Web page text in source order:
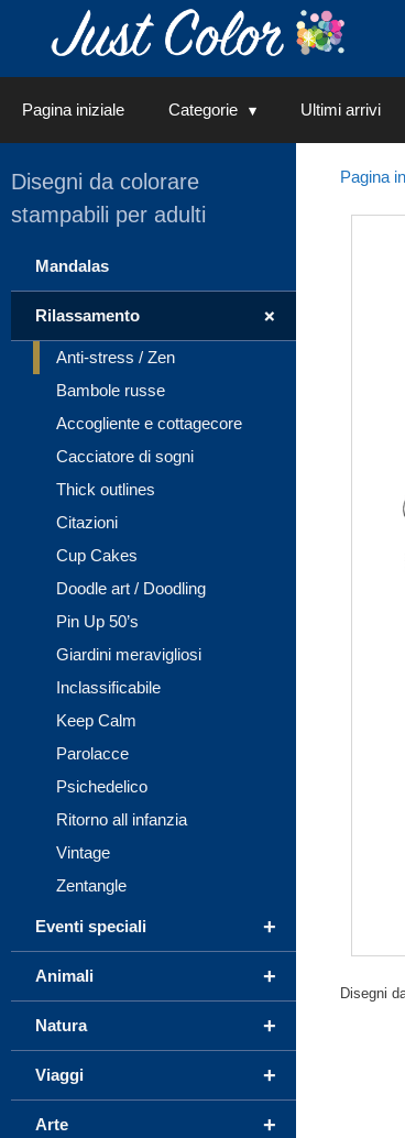
Pagina iniziale Categorie Ultimi arrivi
Pagina
Disegni
Disegni da colorare
stampabili per adulti
Mandalas
+
Rilassamento
Anti-stress / Zen
Bambole russe
Accogliente e cottagecore
Cacciatore di sogni
Thick outlines
Citazioni
Cup Cakes
Doodle art / Doodling
Pin Up 50’s
Giardini meravigliosi
Inclassificabile
Keep Calm
Parolacce
Psichedelico
Ritorno all infanzia
Vintage
Zentangle
+
Eventi speciali
+
Animali
+
Natura
+
Viaggi
+
Arte